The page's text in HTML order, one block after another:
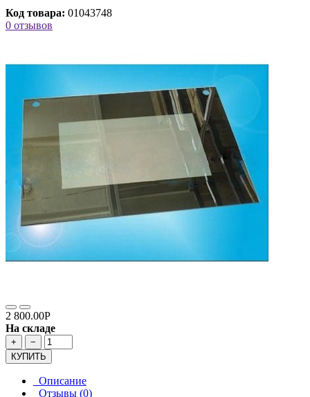
Код товара: 01043748
0 отзывов
2 800.00Р
На складе
+
−
КУПИТЬ
Описание
Отзывы (0)